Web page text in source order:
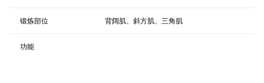
锻炼部位 背阔肌、斜方肌、三角肌
功能